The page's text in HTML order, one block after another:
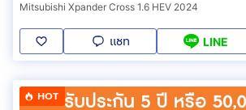
Mitsubishi Xpander Cross 1.6 HEV 2024
แชท LINE
HOT